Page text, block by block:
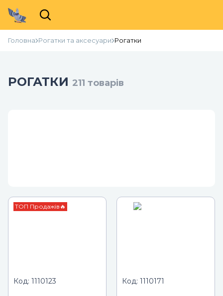
Головна Рогатки та аксесуари Рогатки
РОГАТКИ 211 товарів
ТОП Продажів🔥
Код: 1110123 Код: 1110171